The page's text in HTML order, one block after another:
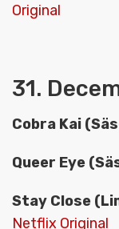
Original
31.
Cobra Kai
Queer Eye
Stay Close
Netflix Original